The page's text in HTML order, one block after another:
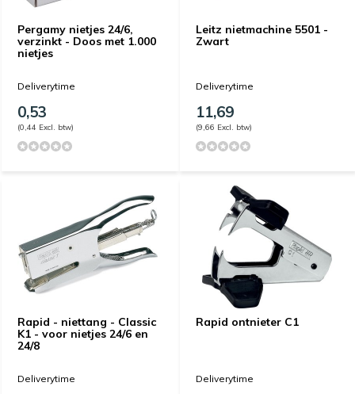
Pergamy nietjes 24/6,
verzinkt - Doos met 1.000
nietjes
Deliverytime
0,53
(0,44 Excl. btw)
Leitz nietmachine 5501 -
Zwart
Deliverytime
11,69
(9,66 Excl. btw)
Rapid - niettang - Classic
K1 - voor nietjes 24/6 en
24/8
Deliverytime
Rapid ontnieter C1
Deliverytime